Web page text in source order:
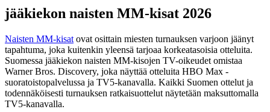
jääkiekon naisten MM-kisat 2026
Naisten MM-kisat ovat osittain miesten turnauksen varjoon jäänyt
tapahtuma, joka kuitenkin yleensä tarjoaa korkeatasoisia otteluita.
Suomessa jääkiekon naisten MM-kisojen TV-oikeudet omistaa
Warner Bros. Discovery, joka näyttää otteluita HBO Max -
suoratoistopalvelussa ja TV5-kanavalla. Kaikki Suomen ottelut ja
todennäköisesti turnauksen ratkaisuottelut näytetään maksuttomalla
TV5-kanavalla.